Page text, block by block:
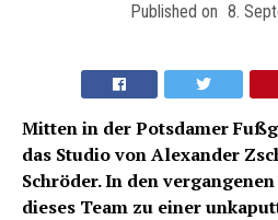
Published on 8.
Mitten in der Potsdamer
das Studio von Alexander
Schröder. In den
dieses Team zu einer